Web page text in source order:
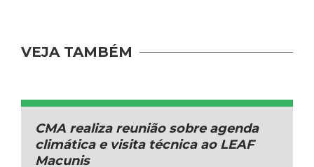
VEJA TAMBÉM
CMA realiza reunião sobre agenda
climática e visita técnica ao LEAF
Macunis